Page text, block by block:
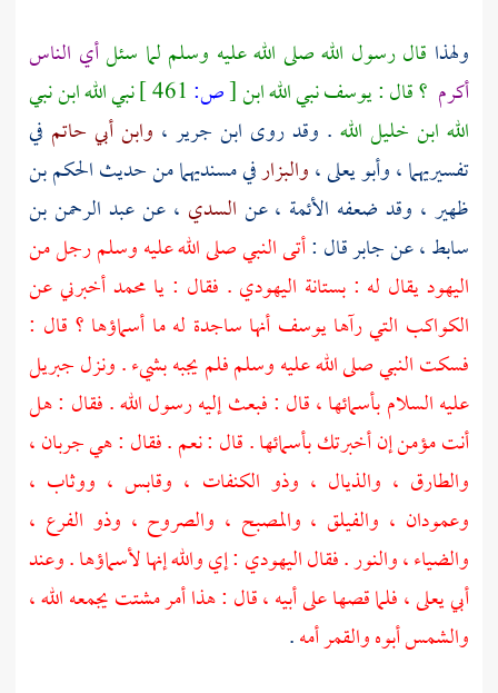
ولهذا قال رسول الله صلى الله عليه وسلم لما سئلأي الناس
أكرم ؟ قال : يوسف نبي الله ابن[ص:
نبي الله ابن نبي
الله ابن خليل الله . وقد روى ابن جرير ، وابن أبي حاتم في
تفسيريهما ،وأبو يعلى،والبزارفي مسنديهما من حديثالحكم بن
ظهير ، وقد ضعفه الأئمة ، عن السدي ، عنعبد الرحمن بن
سابط، عنجابرقال :أتى النبي صلى الله عليه وسلم رجل من
اليهوديقال له :بستانة اليهودي . فقال : يا محمدأخبرني عن
الكواكب التي رآهايوسف أنها ساجدة له ما أسماؤها ؟ قال :
فسكت النبي صلى الله عليه وسلم فلم يجبه بشيء . ونزلجبريل
عليه السلام بأسمائها ، قال : فبعث إليه رسول الله . فقال : هل
أنت مؤمن إن أخبرتك بأسمائها . قال : نعم . فقال : هي جربان ،
والطارق ، والذيال ، وذو الكنفات ، وقابس ، ووثاب ،
وعمودان ، والفيلق ، والمصبح ، والصروح ، وذو الفرع ،
والضياء ، والنور . فقال اليهودي : إي والله إنها لأسماؤها . وعند
أبي يعلى، فلما قصها على أبيه ، قال : هذا أمر مشتت يجمعه الله ،
والشمس أبوه والقمر أمه.